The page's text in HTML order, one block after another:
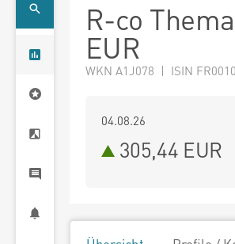
R-co
EUR
WKN A1J078 | ISIN
04.08.26
305,44 EUR